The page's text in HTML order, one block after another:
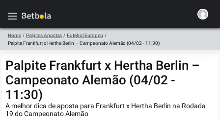
Home / Palpites Apostas / Futebol Europeu /
Palpite Frankfurt x Hertha Berlin – Campeonato Alemão (04/02 - 11:30)
Palpite Frankfurt x Hertha Berlin –
Campeonato Alemão (04/02 -
11:30)
A melhor dica de aposta para Frankfurt x Hertha Berlin na Rodada
19 do Campeonato Alemão